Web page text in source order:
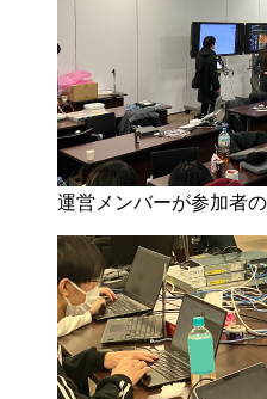
運営メンバーが参加者